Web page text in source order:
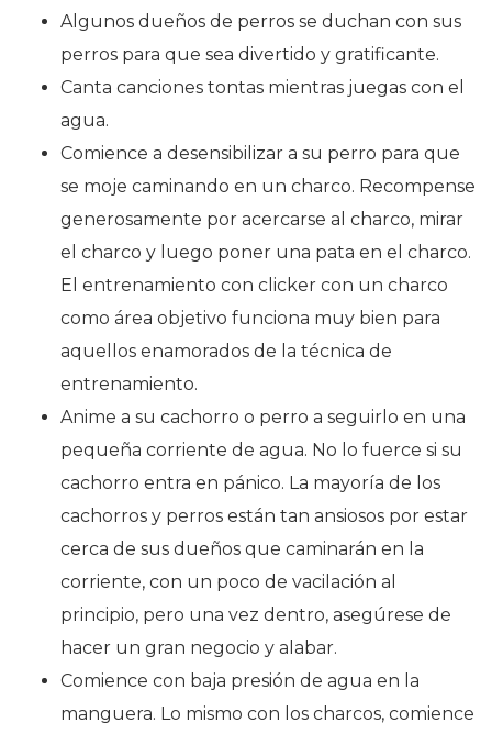
Algunos dueños de perros se duchan con sus
perros para que sea divertido y gratificante.
Canta canciones tontas mientras juegas con el
agua.
Comience a desensibilizar a su perro para que
se moje caminando en un charco. Recompense
generosamente por acercarse al charco, mirar
el charco y luego poner una pata en el charco.
El entrenamiento con clicker con un charco
como área objetivo funciona muy bien para
aquellos enamorados de la técnica de
entrenamiento.
Anime a su cachorro o perro a seguirlo en una
pequeña corriente de agua. No lo fuerce si su
cachorro entra en pánico. La mayoría de los
cachorros y perros están tan ansiosos por estar
cerca de sus dueños que caminarán en la
corriente, con un poco de vacilación al
principio, pero una vez dentro, asegúrese de
hacer un gran negocio y alabar.
Comience con baja presión de agua en la
manguera. Lo mismo con los charcos, comience